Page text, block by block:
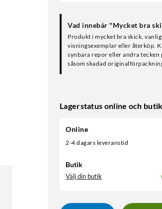
Vad innebär "Mycket bra
Produkt i mycket bra skick,
visningsexemplar eller återköp.
synbara repor eller andra tecken
såsom skadad
Lagerstatus online och butik
Online
2-4 dagars leveranstid
Butik
Välj din butik